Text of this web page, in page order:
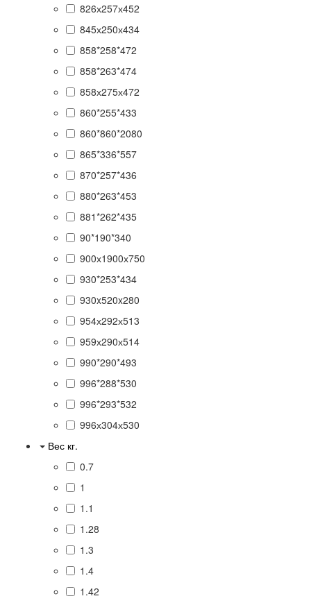
826х257х452
845х250х434
858*258*472
858*263*474
858х275х472
860*255*433
860*860*2080
865*336*557
870*257*436
880*263*453
881*262*435
90*190*340
900х1900х750
930*253*434
930x520x280
954х292х513
959х290х514
990*290*493
996*288*530
996*293*532
996х304х530
Вес кг.
0.7
1
1.1
1.28
1.3
1.4
1.42